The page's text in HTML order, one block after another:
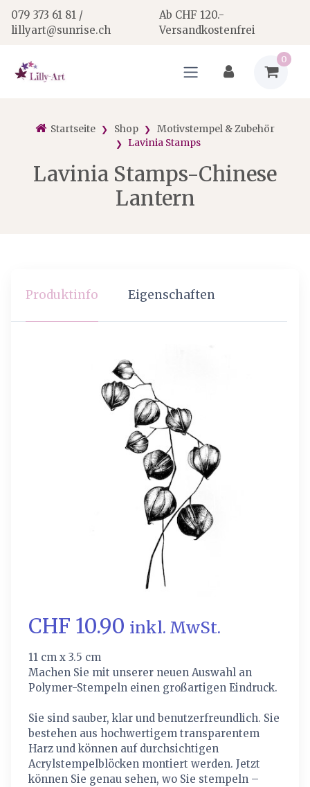
079 373 61 81 /
lillyart@sunrise.ch
Ab CHF 120.-
Versandkostenfrei
0
Startseite Shop
Motivstempel & Zubehör
Lavinia Stamps
Lavinia Stamps-Chinese
Lantern
Produktinfo Eigenschaften
CHF 10.90 inkl. MwSt.
11 cm x 3.5 cm
Machen Sie mit unserer neuen Auswahl an
Polymer-Stempeln einen großartigen Eindruck.
Sie sind sauber, klar und benutzerfreundlich. Sie
bestehen aus hochwertigem transparentem
Harz und können auf durchsichtigen
Acrylstempelblöcken montiert werden. Jetzt
können Sie genau sehen, wo Sie stempeln –